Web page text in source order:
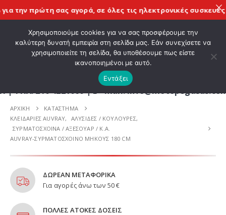
ΚΑΛΩΣ ΗΡΘΑΤΕ ΣΤΟ E-SHOP ΜΟΤΟ ΠΗΓΑΣΟΣ !
| E - mail: info@motopegasus.com |
ΑΡΧΙΚΉ
ΚΑΤΆΣΤΗΜΑ
ΚΛΕΙΔΑΡΙΕΣ AUVRAY, ΑΛΥΣΙΔΕΣ / ΚΟΥΛΟΥΡΕΣ,
ΣΥΡΜΑΤΟΣΧΟΙΝΑ / ΑΞΕΣΟΥΑΡ / Κ.Α.
AUVRAY-ΣΥΡΜΑΤΟΣΧΟΙΝΟ ΜΗΚΟΥΣ 180 CM
ΔΩΡΕΑΝ ΜΕΤΑΦΟΡΙΚΑ
Για αγορές άνω των 50 €
ΠΟΛΛΕΣ ΑΤΟΚΕΣ ΔΟΣΕΙΣ
την πρώτη σας αγορά, σε όλες τιςηλεκτρονικές συσκευές
Χρησιμοποιούμε cookies για να σας προσφέρουμε την
καλύτερη δυνατή εμπειρία στη σελίδα μας. Εάν συνεχίσετε να
χρησιμοποιείτε τη σελίδα, θα υποθέσουμε πως είστε
ικανοποιημένοι με αυτό.
Εντάξει